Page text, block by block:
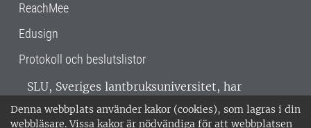
Denna webbplats använder kakor (cookies), som lagras i din
webbläsare. Vissa kakor är nödvändiga för att webbplatsen
ReachMee
Edusign
Protokoll och beslutslistor
SLU, Sveriges lantbruksuniversitet, har
verksamhet över hela Sverige. Huvudorter är
Alnarp, Uppsala och Umeå.SLU är